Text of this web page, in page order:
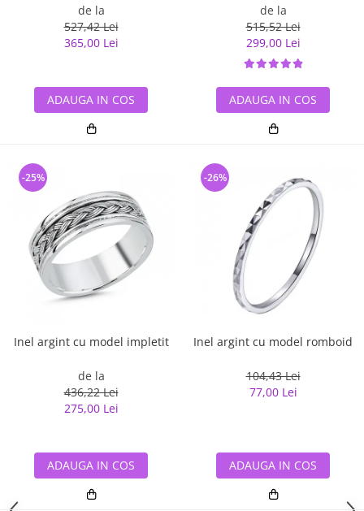
de la
527,42 Lei
365,00 Lei
ADAUGA IN COS
de la
515,52 Lei
299,00 Lei
ADAUGA IN COS
Inel argint cu model impletit
de la
436,22 Lei
275,00 Lei
-25%
ADAUGA IN COS
Inel argint cu model romboid
104,43 Lei
77,00 Lei
-26%
ADAUGA IN COS